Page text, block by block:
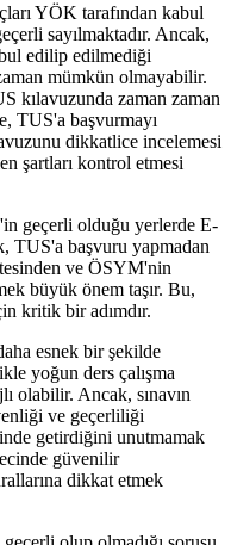
YÖK tarafından kabul
sayılmaktadır. Ancak,
edilip edilmediği
mümkün olmayabilir.
kılavuzunda zaman zaman
TUS'a başvurmayı
dikkatlice incelemesi
şartları kontrol etmesi
geçerli olduğu yerlerde E-
başvuru yapmadan
ve ÖSYM'nin
büyük önem taşır. Bu,
kritik bir adımdır.
esnek bir şekilde
yoğun ders çalışma
olabilir. Ancak, sınavın
ve geçerliliği
getirdiğini unutmamak
güvenilir
dikkat etmek